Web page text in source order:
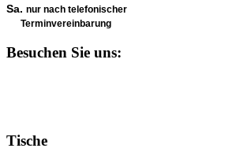
Sa. nur nach telefonischer
Terminvereinbarung
Besuchen Sie uns:
Tische